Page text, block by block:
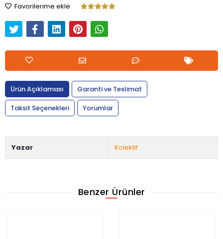
Favorilerime ekle
Ürün Açıklaması
Garanti ve Teslimat
Taksit Seçenekleri
Yorumlar
Yazar Kolektif
Benzer Ürünler